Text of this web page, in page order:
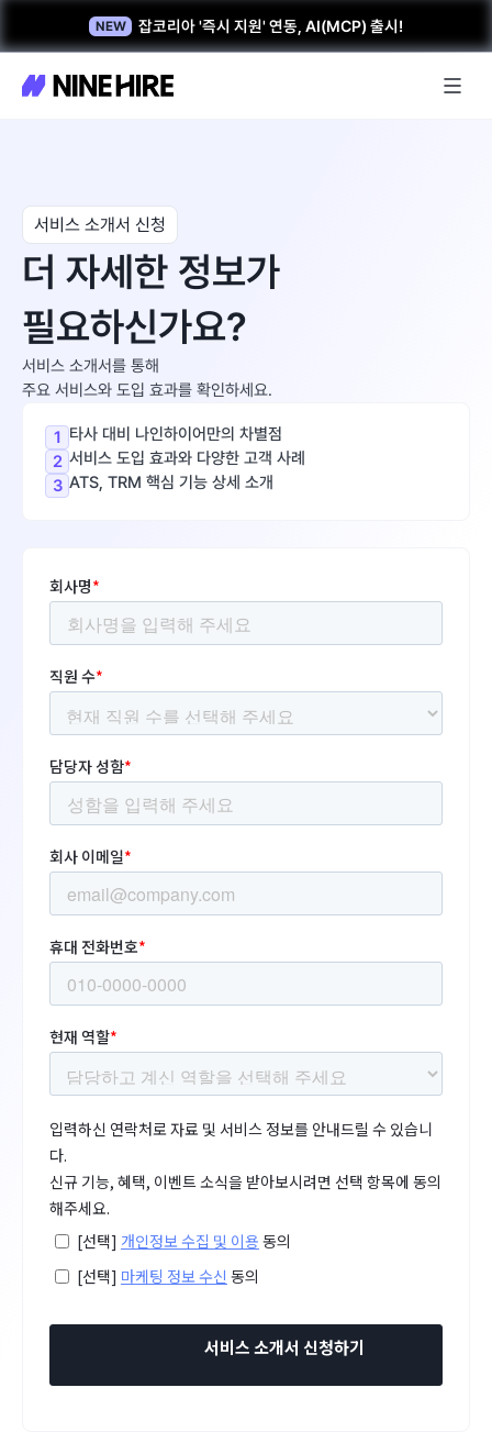
NEW 잡코리아 '즉시 지원' 연동, AI(MCP) 출시!
서비스 소개서 신청
더 자세한 정보가
필요하신가요?
서비스 소개서를 통해
주요 서비스와 도입 효과를 확인하세요.
1 타사 대비 나인하이어만의 차별점
2 서비스 도입 효과와 다양한 고객 사례
3 ATS, TRM 핵심 기능 상세 소개